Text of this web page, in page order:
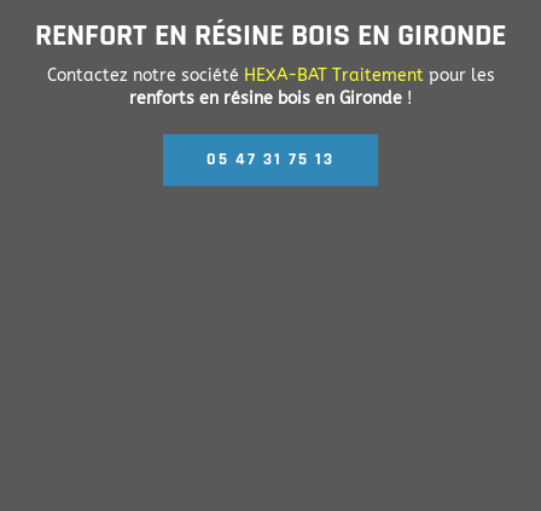
RENFORT EN RÉSINE BOIS EN GIRONDE
Contactez notre société HEXA-BAT Traitementpour les
renforts en résine bois en Gironde !
05 47 31 75 13